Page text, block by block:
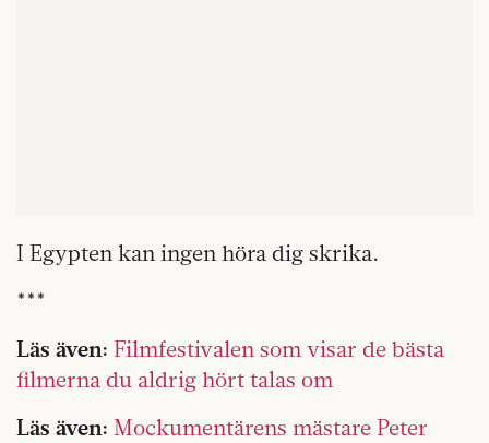
I Egypten kan ingen höra dig skrika.
***
Läs även: Filmfestivalen som visar de bästa
filmerna du aldrig hört talas om
Läs även: Mockumentärens mästare Peter